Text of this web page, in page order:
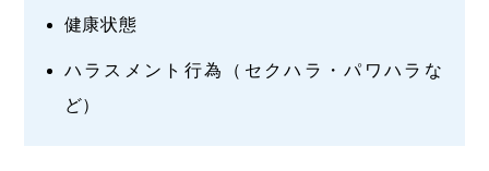
健康状態
ハラスメント行為（セクハラ・パワハラな
ど）